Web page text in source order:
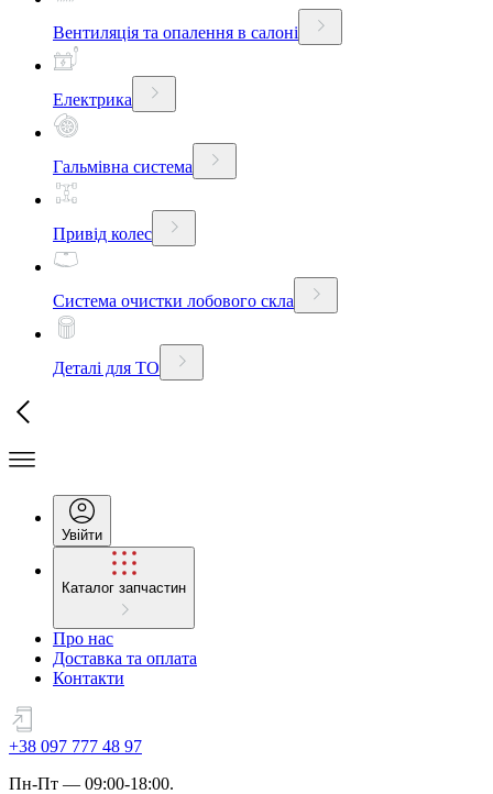
Вентиляція та опалення в салоні
Електрика
Гальмівна система
Привід колес
Система очистки лобового скла
Деталі для ТО
Увійти
Каталог запчастин
Про нас
Доставка та оплата
Контакти
+38 097 777 48 97
Пн-Пт — 09:00-18:00.